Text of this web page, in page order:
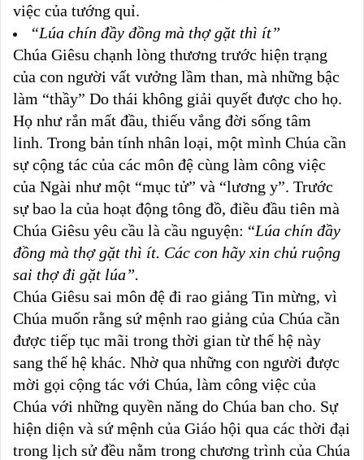
việc của tướng quỉ.
“Lúa chín đầy đồng mà thợ gặt thì ít”
Chúa Giêsu chạnh lòng thương trước hiện trạng
của con người vất vưởng lầm than, mà những bậc
làm “thầy” Do thái không giải quyết được cho họ.
Họ như rắn mất đầu, thiếu vắng đời sống tâm
linh. Trong bản tính nhân loại, một mình Chúa cần
sự cộng tác của các môn đệ cùng làm công việc
của Ngài như một “mục tử” và “lương y”. Trước
sự bao la của hoạt động tông đồ, điều đầu tiên mà
Chúa Giêsu yêu cầu là cầu nguyện: “Lúa chín đầy
đồng mà thợ gặt thì ít. Các con hãy xin chủ ruộng
sai thợ đi gặt lúa”.
Chúa Giêsu sai môn đệ đi rao giảng Tin mừng, vì
Chúa muốn rằng sứ mệnh rao giảng của Chúa cần
được tiếp tục mãi trong thời gian từ thế hệ này
sang thế hệ khác. Nhờ qua những con người được
mời gọi cộng tác với Chúa, làm công việc của
Chúa với những quyền năng do Chúa ban cho. Sự
hiện diện và sứ mệnh của Giáo hội qua các thời đại
trong lịch sử đều nằm trong chương trình của Chúa